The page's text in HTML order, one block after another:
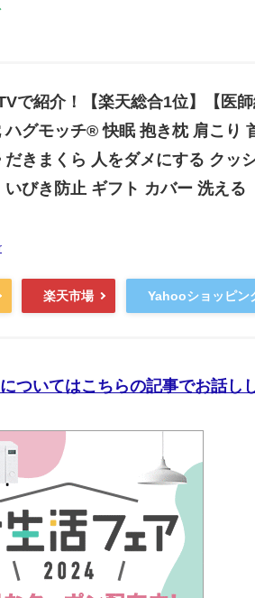
で紹介！【楽天総合1位】【医
ハグモッチ® 快眠 抱き枕 肩こり
だきまくら 人をダメにする クッ
いびき防止 ギフト カバー 洗える
楽天市場 Yahooショッピン
ついてはこちらの記事でお話し